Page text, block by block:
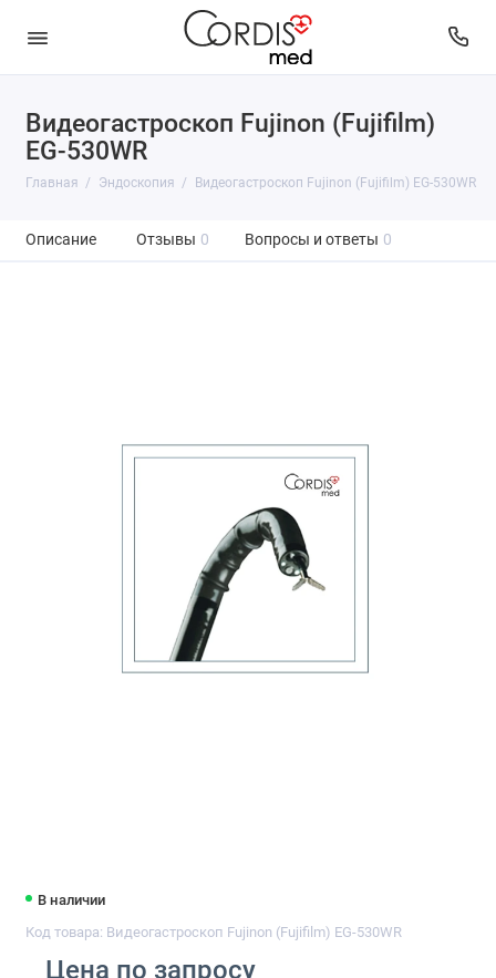
Видеогастроскоп Fujinon (Fujifilm)
EG-530WR
Главная Эндоскопия Видеогастроскоп Fujinon (Fujifilm) EG-530WR
Описание Отзывы 0 Вопросы и ответы 0
В наличии
Код товара: Видеогастроскоп Fujinon (Fujifilm) EG-530WR
Цена по запросу